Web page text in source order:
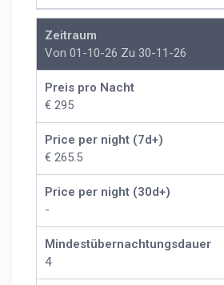
Zeitraum
Von 01-10-26 Zu 30-11-26
Preis pro Nacht
€ 295
Price per night (7d+)
€ 265.5
Price per night (30d+)
-
Mindestübernachtungsdauer
4